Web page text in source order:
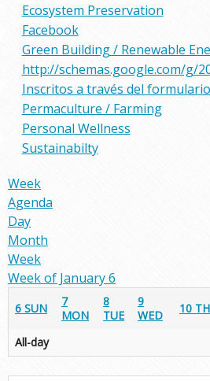
Ecosystem Preservation
Facebook
Green Building / Renewable
http://schemas.google.com/g/
Inscritos a través del formulario
Permaculture / Farming
Personal Wellness
Sustainabilty
Week
Agenda
Day
Month
Week
Week of January 6
6 SUN
7
MON
8
TUE
9
WED
10
All-day